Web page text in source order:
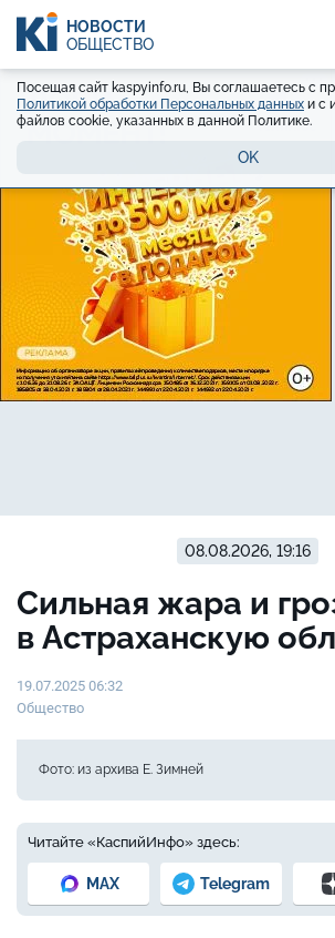
НОВОСТИ
ОБЩЕСТВО
Посещая сайт kaspyinfo.ru, Вы соглашаетесь с
Политикой обработки Персональных данных и с
файлов cookie, указанных в данной Политике.
OK
08.08.2026, 19:16
Сильная жара и
в Астраханскую
19.07.2025 06:32
Общество
Фото: из архива Е. Зимней
Читайте «КаспийИнфо» здесь:
MAX Telegram